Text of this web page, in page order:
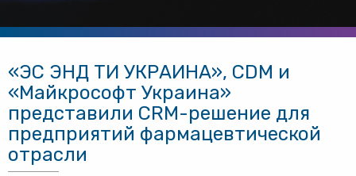
«ЭС ЭНД ТИ УКРАИНА», CDM и
«Майкрософт Украина»
представили СRM-решение для
предприятий фармацевтической
отрасли